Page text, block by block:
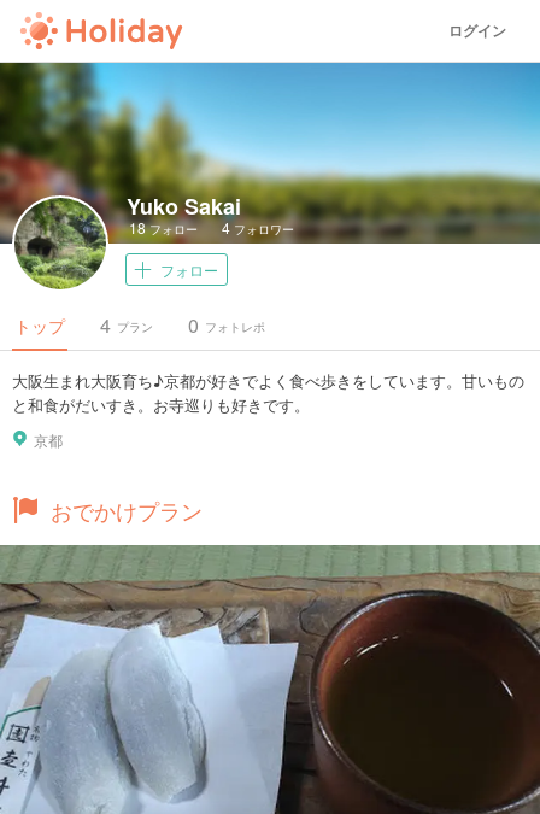
ログイン
Yuko Sakai
18フォロー 4フォロワー
フォロー
トップ プラン
4 フォトレポ
0
大阪生まれ大阪育ち♪京都が好きでよく食べ歩きをしています。甘いもの
と和食がだいすき。お寺巡りも好きです。
京都
おでかけプラン